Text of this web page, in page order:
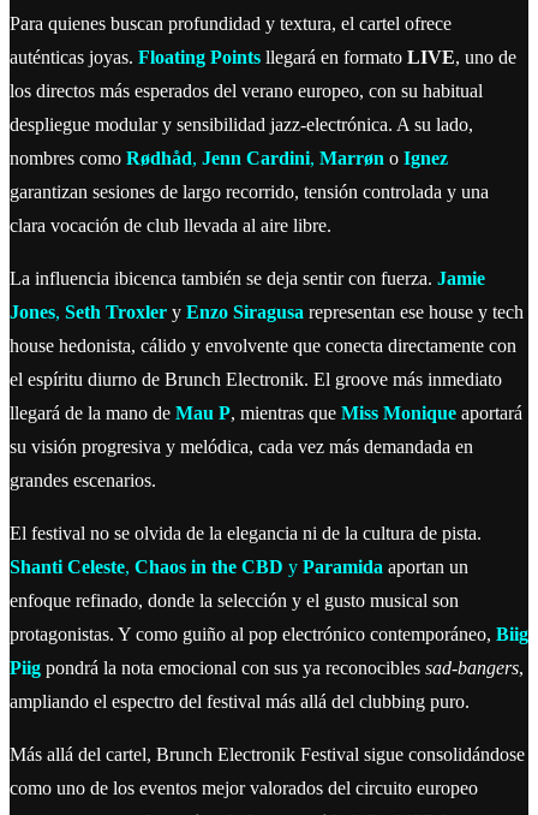
Para quienes buscan profundidad y textura, el cartel ofrece
auténticas joyas. Floating Points llegará en formato LIVE, uno de
los directos más esperados del verano europeo, con su habitual
despliegue modular y sensibilidad jazz-electrónica. A su lado,
nombres como Rødhåd, Jenn Cardini, Marrøn o Ignez
garantizan sesiones de largo recorrido, tensión controlada y una
clara vocación de club llevada al aire libre.
La influencia ibicenca también se deja sentir con fuerza. Jamie
Jones, Seth Troxler y Enzo Siragusa representan ese house y tech
house hedonista, cálido y envolvente que conecta directamente con
el espíritu diurno de Brunch Electronik. El groove más inmediato
llegará de la mano de Mau P, mientras que Miss Monique aportará
su visión progresiva y melódica, cada vez más demandada en
grandes escenarios.
El festival no se olvida de la elegancia ni de la cultura de pista.
Shanti Celeste, Chaos in the CBD y Paramida aportan un
enfoque refinado, donde la selección y el gusto musical son
protagonistas. Y como guiño al pop electrónico contemporáneo, Biig
Piig pondrá la nota emocional con sus ya reconocibles sad-bangers,
ampliando el espectro del festival más allá del clubbing puro.
Más allá del cartel, Brunch Electronik Festival sigue consolidándose
como uno de los eventos mejor valorados del circuito europeo